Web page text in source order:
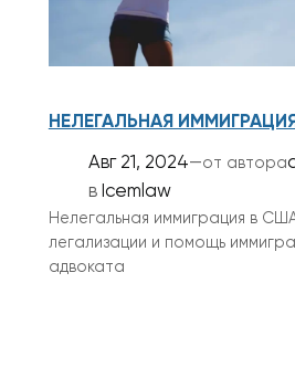
НЕЛЕГАЛЬНАЯ
Авг 21, 2024—от автора
в Icemlaw
Нелегальная иммиграция в
легализации и помощь
адвоката